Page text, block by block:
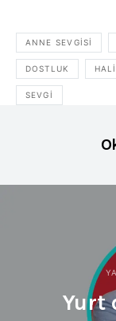
ANNE SEVGISI
DOSTLUK
SEVGI
Yurt